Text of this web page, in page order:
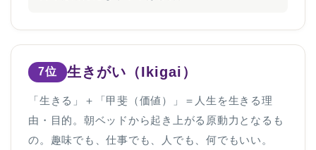
7位 生きがい（Ikigai）
「生きる」＋「甲斐（価値）」＝人生を生きる理
由・目的。朝ベッドから起き上がる原動力となるも
の。趣味でも、仕事でも、人でも、何でもいい。